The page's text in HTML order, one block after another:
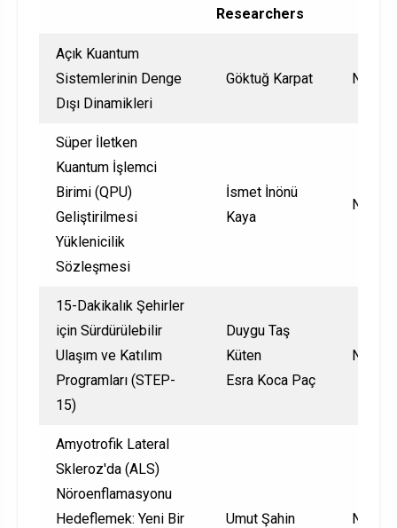
Researchers
Açık Kuantum
Sistemlerinin Denge
Dışı Dinamikleri
Göktuğ Karpat
Süper İletken
Kuantum İşlemci
Birimi (QPU)
Geliştirilmesi
Yüklenicilik
Sözleşmesi
İsmet İnönü
Kaya
15-Dakikalık Şehirler
için Sürdürülebilir
Ulaşım ve Katılım
Programları (STEP-
15)
Duygu Taş
Küten
Esra Koca Paç
Amyotrofik Lateral
Skleroz'da (ALS)
Nöroenflamasyonu
Hedeflemek: Yeni Bir
Umut Şahin